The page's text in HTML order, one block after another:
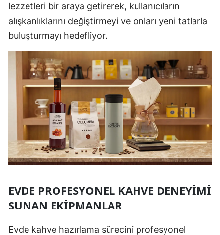
lezzetleri bir araya getirerek, kullanıcıların
alışkanlıklarını değiştirmeyi ve onları yeni tatlarla
buluşturmayı hedefliyor.
EVDE PROFESYONEL KAHVE DENEYIMI
SUNAN EKIPMANLAR
Evde kahve hazırlama sürecini profesyonel